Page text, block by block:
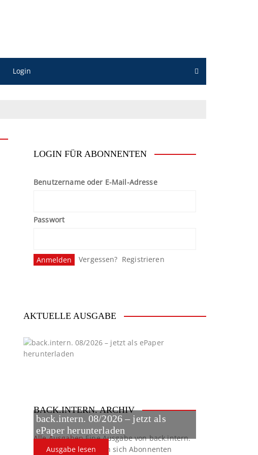
Login
LOGIN FÜR ABONNENTEN
Benutzername oder E-Mail-Adresse
Passwort
Vergessen? Registrieren
AKTUELLE AUSGABE
back.intern. 08/2026 – jetzt als
ePaper herunterladen
Ausgabe lesen
BACK.INTERN. ARCHIV
Alle AusgabenEine Ausgabe von back.intern.
verpasst? Hier können sich Abonnenten